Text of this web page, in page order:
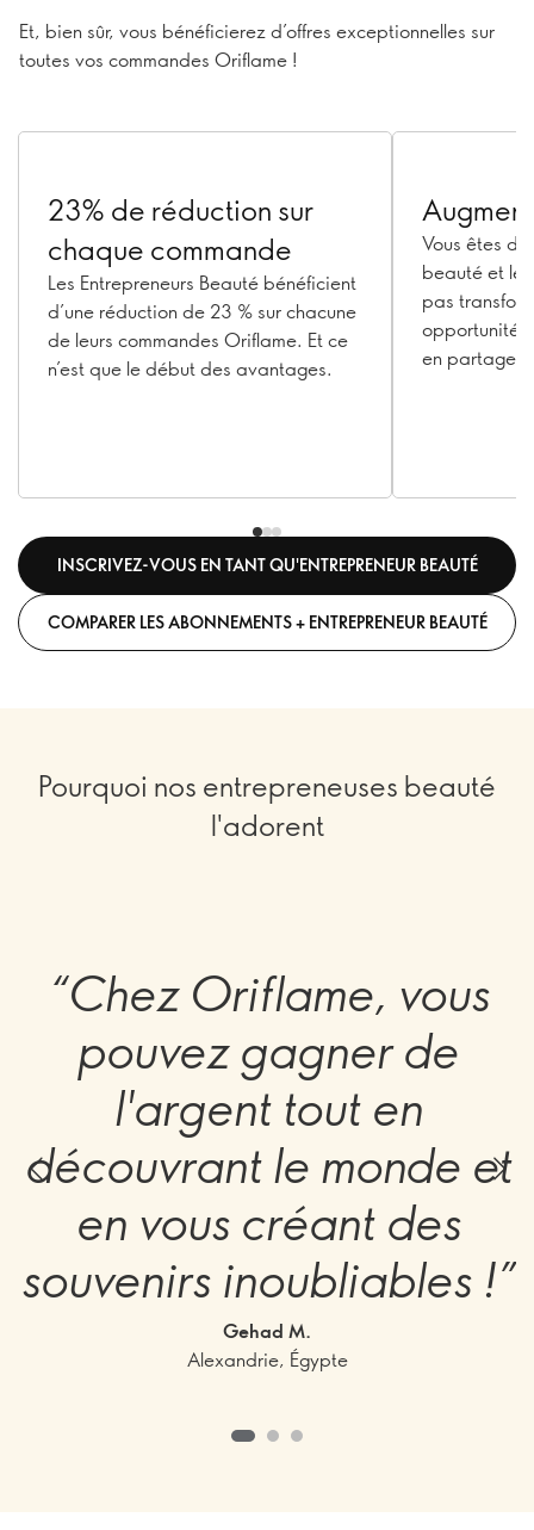
Et, bien sûr, vous bénéficierez d’offres exceptionnelles sur
toutes vos commandes Oriflame !
23% de réduction sur
chaque commande
Les Entrepreneurs Beauté bénéficient
d’une réduction de 23 % sur chacune
de leurs commandes Oriflame. Et ce
n’est que le début des avantages.
Vous êtes
beauté et le
pas
opportunité
en
INSCRIVEZ-VOUS EN TANT QU'ENTREPRENEUR BEAUTÉ
COMPARER LES ABONNEMENTS + ENTREPRENEUR BEAUTÉ
Pourquoi nos entrepreneuses beauté
l'adorent
“Chez Oriflame, vous
pouvez gagner de
l'argent tout en
découvrant le monde et
en vous créant des
souvenirs inoubliables !”
Gehad M.
Alexandrie, Égypte